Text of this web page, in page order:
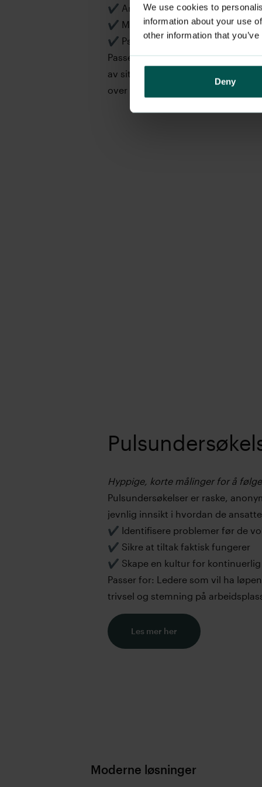
We use cookies to
information about your use
other information that
Deny
✔️ Arbeidsbelastning og stressnivå
✔️ Motivasjon og engasjement
✔️ Psykososialt og fysisk
Passer for:Bedrifter som ønsker
av sitt arbeidsmiljø og vil jobbe
over tid.
Hyppige, korte målinger for å
Pulsundersøkelser er raske,
jevnlig innsikt i hvordan de
✔️ Identifisere problemer før de
✔️ Sikre at tiltak faktisk fungerer
✔️ Skape en kultur for
Passer for: Ledere som vil ha
trivsel og stemning på
Les mer her
Moderne løsninger